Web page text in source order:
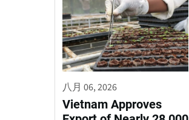
八月 06, 2026
Vietnam Approves